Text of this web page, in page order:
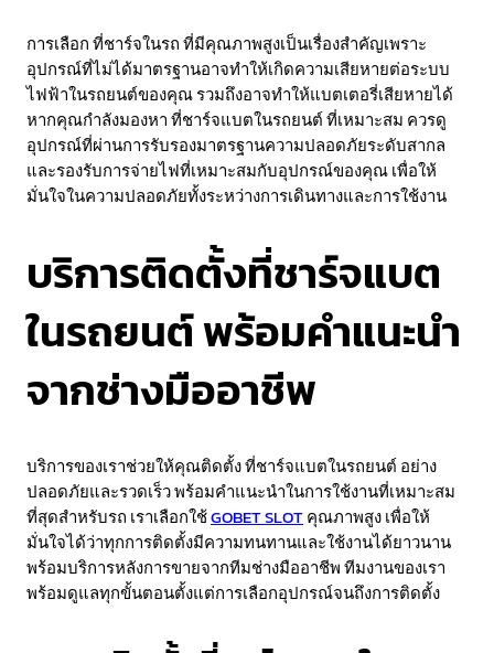
การเลือก ที่ชาร์จในรถ ที่มีคุณภาพสูงเป็นเรื่องสำคัญเพราะ
อุปกรณ์ที่ไม่ได้มาตรฐานอาจทำให้เกิดความเสียหายต่อระบบ
ไฟฟ้าในรถยนต์ของคุณ รวมถึงอาจทำให้แบตเตอรี่เสียหายได้
หากคุณกำลังมองหา ที่ชาร์จแบตในรถยนต์ ที่เหมาะสม ควรดู
อุปกรณ์ที่ผ่านการรับรองมาตรฐานความปลอดภัยระดับสากล
และรองรับการจ่ายไฟที่เหมาะสมกับอุปกรณ์ของคุณ เพื่อให้
มั่นใจในความปลอดภัยทั้งระหว่างการเดินทางและการใช้งาน
บริการติดตั้งที่ชาร์จแบต
ในรถยนต์ พร้อมคำแนะนำ
จากช่างมืออาชีพ
บริการของเราช่วยให้คุณติดตั้ง ที่ชาร์จแบตในรถยนต์ อย่าง
ปลอดภัยและรวดเร็ว พร้อมคำแนะนำในการใช้งานที่เหมาะสม
ที่สุดสำหรับรถ เราเลือกใช้GOBET SLOTคุณภาพสูง เพื่อให้
มั่นใจได้ว่าทุกการติดตั้งมีความทนทานและใช้งานได้ยาวนาน
พร้อมบริการหลังการขายจากทีมช่างมืออาชีพ ทีมงานของเรา
พร้อมดูแลทุกขั้นตอนตั้งแต่การเลือกอุปกรณ์จนถึงการติดตั้ง